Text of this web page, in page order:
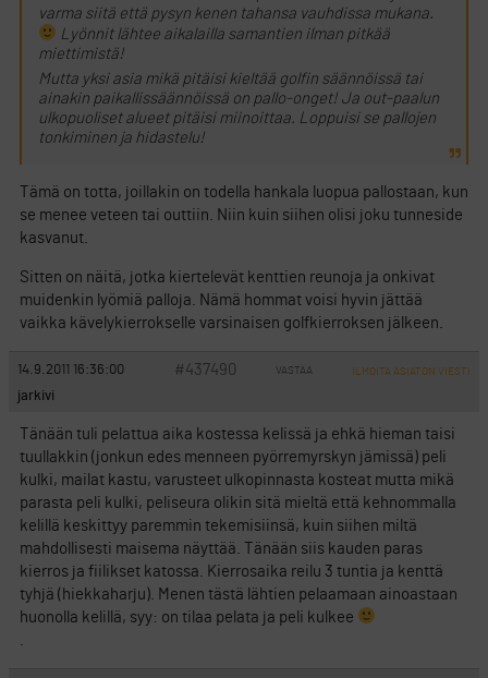
varma siitä että pysyn kenen tahansa vauhdissa mukana.
Lyönnit lähtee aikalailla samantien ilman pitkää
miettimistä!
Mutta yksi asia mikä pitäisi kieltää golfin säännöissä tai
ainakin paikallissäännöissä on pallo-onget! Ja out-paalun
ulkopuoliset alueet pitäisi miinoittaa. Loppuisi se pallojen
tonkiminen ja hidastelu!
Tämä on totta, joillakin on todella hankala luopua pallostaan, kun
se menee veteen tai outtiin. Niin kuin siihen olisi joku tunneside
kasvanut.
Sitten on näitä, jotka kiertelevät kenttien reunoja ja onkivat
muidenkin lyömiä palloja. Nämä hommat voisi hyvin jättää
vaikka kävelykierrokselle varsinaisen golfkierroksen jälkeen.
14.9.2011 16:36:00 #437490 VASTAA ILMOITA ASIATON VIESTI
jarkivi
Tänään tuli pelattua aika kostessa kelissä ja ehkä hieman taisi
tuullakkin (jonkun edes menneen pyörremyrskyn jämissä) peli
kulki, mailat kastu, varusteet ulkopinnasta kosteat mutta mikä
parasta peli kulki, peliseura olikin sitä mieltä että kehnommalla
kelillä keskittyy paremmin tekemisiinsä, kuin siihen miltä
mahdollisesti maisema näyttää. Tänään siis kauden paras
kierros ja fiilikset katossa. Kierrosaika reilu 3 tuntia ja kenttä
tyhjä (hiekkaharju). Menen tästä lähtien pelaamaan ainoastaan
huonolla kelillä, syy: on tilaa pelata ja peli kulkee